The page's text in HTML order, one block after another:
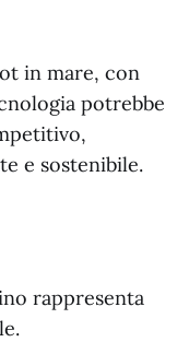
in mare, con
potrebbe
e sostenibile.
rappresenta